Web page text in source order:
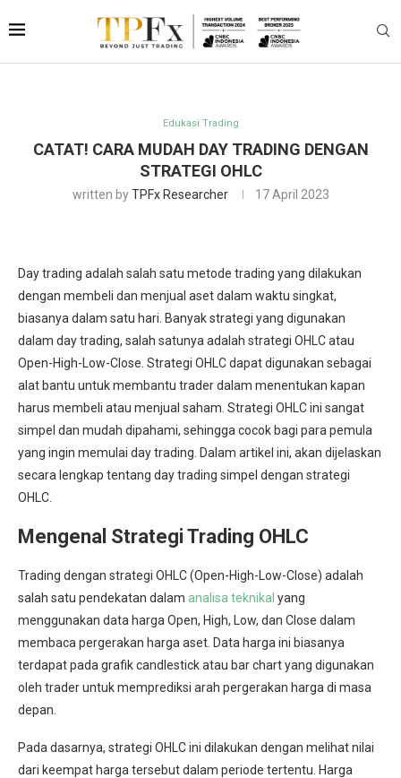
Edukasi Trading
CATAT! CARA MUDAH DAY TRADING DENGAN
STRATEGI OHLC
written byTPFx Researcher 17 April 2023
Day trading adalah salah satu metode trading yang dilakukan
dengan membeli dan menjual aset dalam waktu singkat,
biasanya dalam satu hari. Banyak strategi yang digunakan
dalam day trading, salah satunya adalah strategi OHLC atau
Open-High-Low-Close. Strategi OHLC dapat digunakan sebagai
alat bantu untuk membantu trader dalam menentukan kapan
harus membeli atau menjual saham. Strategi OHLC ini sangat
simpel dan mudah dipahami, sehingga cocok bagi para pemula
yang ingin memulai day trading. Dalam artikel ini, akan dijelaskan
secara lengkap tentang day trading simpel dengan strategi
OHLC.
Mengenal Strategi Trading OHLC
Trading dengan strategi OHLC (Open-High-Low-Close) adalah
salah satu pendekatan dalam analisa teknikal yang
menggunakan data harga Open, High, Low, dan Close dalam
membaca pergerakan harga aset. Data harga ini biasanya
terdapat pada grafik candlestick atau bar chart yang digunakan
oleh trader untuk memprediksi arah pergerakan harga di masa
depan.
Pada dasarnya, strategi OHLC ini dilakukan dengan melihat nilai
dari keempat harga tersebut dalam periode tertentu. Harga